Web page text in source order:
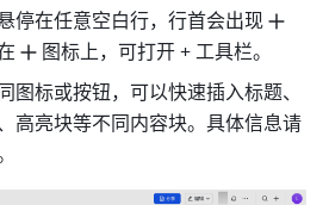
停在任意空白行，行首会出现
图标上，可打开 + 工具栏。
图标或按钮，可以快速插入标题、
高亮块等不同内容块。具体信息请